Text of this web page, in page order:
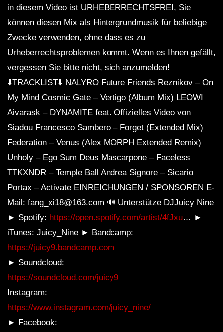
in diesem Video ist URHEBERRECHTSFREI, Sie
können diesen Mix als Hintergrundmusik für beliebige
Zwecke verwenden, ohne dass es zu
Urheberrechtsproblemen kommt. Wenn es Ihnen gefällt,
vergessen Sie bitte nicht, sich anzumelden!
⬇️TRACKLIST⬇️ NALYRO Future Friends Reznikov – On
My Mind Cosmic Gate – Vertigo (Album Mix) LEOWI
Aivarask – DYNAMITE feat. Offizielles Video von
Siadou Francesco Sambero – Forget (Extended Mix)
Federation – Venus (Alex MORPH Extended Remix)
Unholy – Ego Sum Deus Mascarpone – Faceless
TTKXNDR – Temple Ball Andrea Signore – Sicario
Portax – Activate EINREICHUNGEN / SPONSOREN E-
Mail: fang_xi18@163.com 🔊 Unterstütze DJJuicy Nine
► Spotify: https://open.spotify.com/artist/4fJxu… ►
iTunes: Juicy_Nine ► Bandcamp:
https://juicy9.bandcamp.com
► Soundcloud:
https://soundcloud.com/juicy9
Instagram:
https://www.instagram.com/juicy_nine/
► Facebook: